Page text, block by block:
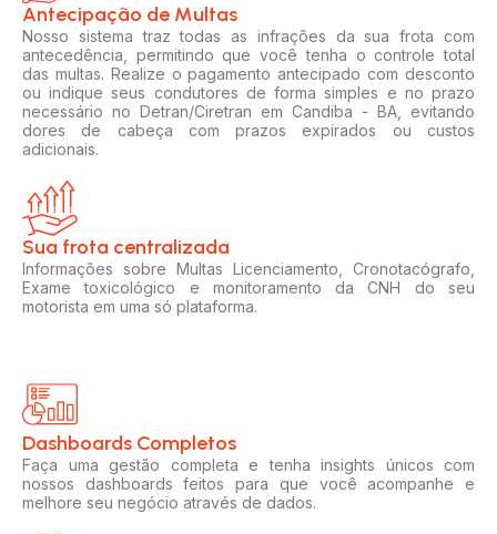
Antecipação de Multas
Nosso sistema traz todas as infrações da sua frota com
antecedência, permitindo que você tenha o controle total
das multas. Realize o pagamento antecipado com desconto
ou indique seus condutores de forma simples e no prazo
necessário no Detran/Ciretran em Candiba - BA, evitando
dores de cabeça com prazos expirados ou custos
adicionais.
Sua frota centralizada​
Informações sobre Multas Licenciamento, Cronotacógrafo,
Exame toxicológico e monitoramento da CNH do seu
motorista em uma só plataforma.
Dashboards Completos​​
Faça uma gestão completa e tenha insights únicos com
nossos dashboards feitos para que você acompanhe e
melhore seu negócio através de dados.